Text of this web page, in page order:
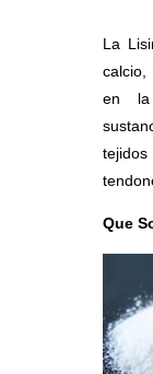
La
calcio,
en la
Que